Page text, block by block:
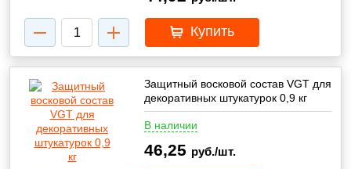
Купить
Защитный восковой состав VGT для
декоративных штукатурок 0,9 кг
В наличии
46,25 руб./шт.